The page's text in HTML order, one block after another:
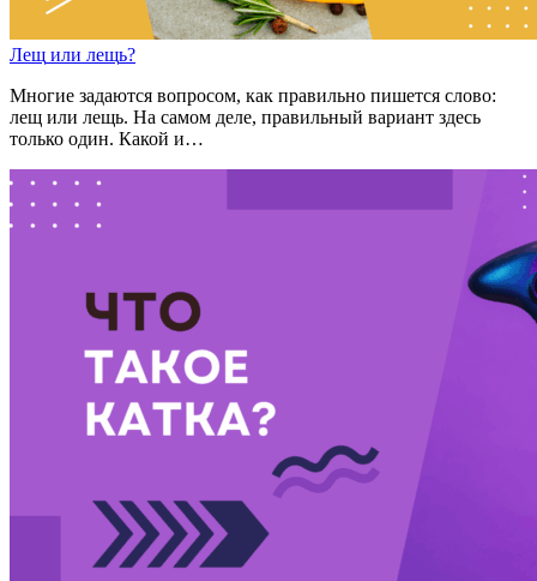
Лещ или лещь?
Многие задаются вопросом, как правильно пишется слово:
лещ или лещь. На самом деле, правильный вариант здесь
только один. Какой и…